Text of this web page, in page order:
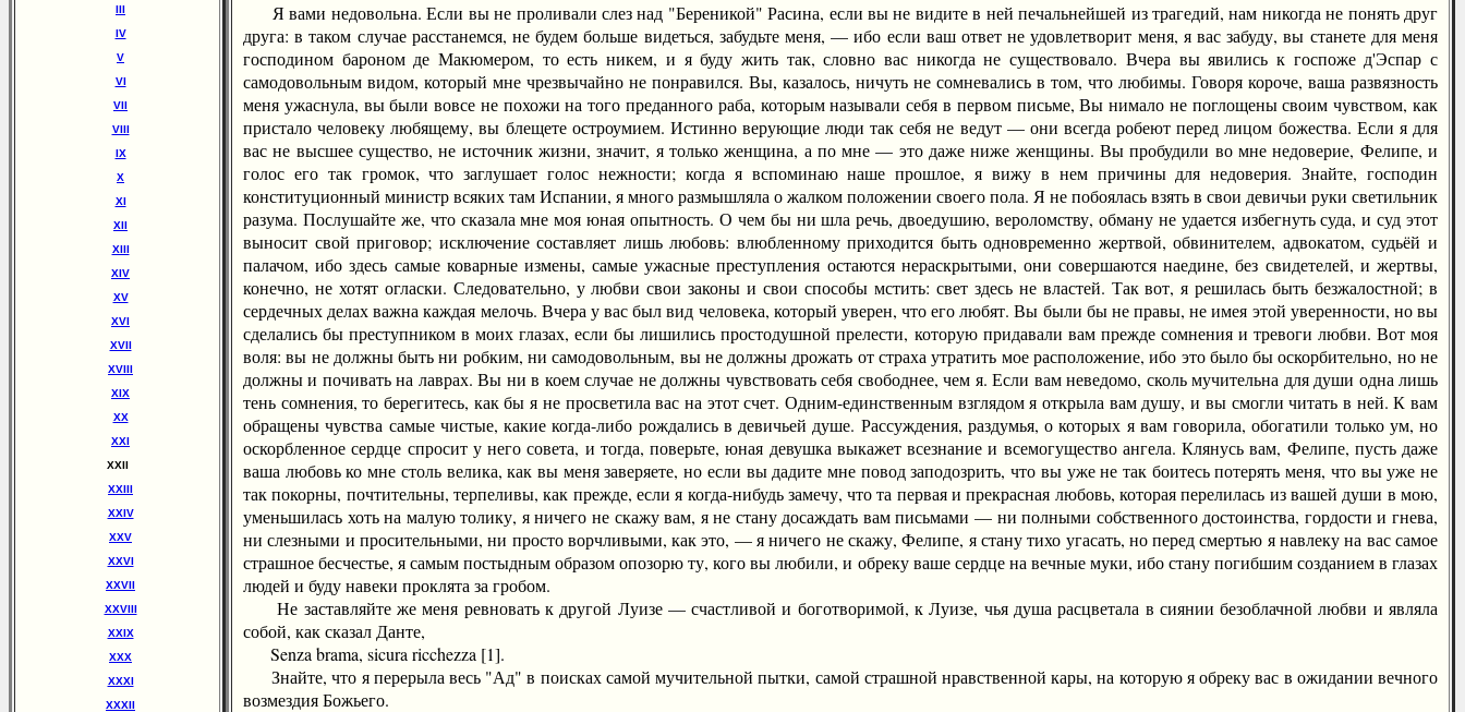
III
IV
V
VI
VII
VIII
IX
X
XI
XII
XIII
XIV
XV
XVI
XVII
XVIII
XIX
XX
XXI
XXII
XXIII
XXIV
XXV
XXVI
XXVII
XXVIII
XXIX
XXX
XXXI
XXXII
Я вами недовольна. Если вы не проливали слез над "Береникой" Расина, если вы не видите в ней печальнейшей из трагедий, нам никогда не понять друг
друга: в таком случае расстанемся, не будем больше видеться, забудьте меня, — ибо если ваш ответ не удовлетворит меня, я вас забуду, вы станете для меня
господином бароном де Макюмером, то есть никем, и я буду жить так, словно вас никогда не существовало. Вчера вы явились к госпоже д'Эспар с
самодовольным видом, который мне чрезвычайно не понравился. Вы, казалось, ничуть не сомневались в том, что любимы. Говоря короче, ваша развязность
меня ужаснула, вы были вовсе не похожи на того преданного раба, которым называли себя в первом письме, Вы нимало не поглощены своим чувством, как
пристало человеку любящему, вы блещете остроумием. Истинно верующие люди так себя не ведут — они всегда робеют перед лицом божества. Если я для
вас не высшее существо, не источник жизни, значит, я только женщина, а по мне — это даже ниже женщины. Вы пробудили во мне недоверие, Фелипе, и
голос его так громок, что заглушает голос нежности; когда я вспоминаю наше прошлое, я вижу в нем причины для недоверия. Знайте, господин
конституционный министр всяких там Испании, я много размышляла о жалком положении своего пола. Я не побоялась взять в свои девичьи руки светильник
разума. Послушайте же, что сказала мне моя юная опытность. О чем бы ни шла речь, двоедушию, вероломству, обману не удается избегнуть суда, и суд этот
выносит свой приговор; исключение составляет лишь любовь: влюбленному приходится быть одновременно жертвой, обвинителем, адвокатом, судьёй и
палачом, ибо здесь самые коварные измены, самые ужасные преступления остаются нераскрытыми, они совершаются наедине, без свидетелей, и жертвы,
конечно, не хотят огласки. Следовательно, у любви свои законы и свои способы мстить: свет здесь не властей. Так вот, я решилась быть безжалостной; в
сердечных делах важна каждая мелочь. Вчера у вас был вид человека, который уверен, что его любят. Вы были бы не правы, не имея этой уверенности, но вы
сделались бы преступником в моих глазах, если бы лишились простодушной прелести, которую придавали вам прежде сомнения и тревоги любви. Вот моя
воля: вы не должны быть ни робким, ни самодовольным, вы не должны дрожать от страха утратить мое расположение, ибо это было бы оскорбительно, но не
должны и почивать на лаврах. Вы ни в коем случае не должны чувствовать себя свободнее, чем я. Если вам неведомо, сколь мучительна для души одна лишь
тень сомнения, то берегитесь, как бы я не просветила вас на этот счет. Одним-единственным взглядом я открыла вам душу, и вы смогли читать в ней. К вам
обращены чувства самые чистые, какие когда-либо рождались в девичьей душе. Рассуждения, раздумья, о которых я вам говорила, обогатили только ум, но
оскорбленное сердце спросит у него совета, и тогда, поверьте, юная девушка выкажет всезнание и всемогущество ангела. Клянусь вам, Фелипе, пусть даже
ваша любовь ко мне столь велика, как вы меня заверяете, но если вы дадите мне повод заподозрить, что вы уже не так боитесь потерять меня, что вы уже не
так покорны, почтительны, терпеливы, как прежде, если я когда-нибудь замечу, что та первая и прекрасная любовь, которая перелилась из вашей души в мою,
уменьшилась хоть на малую толику, я ничего не скажу вам, я не стану досаждать вам письмами — ни полными собственного достоинства, гордости и гнева,
ни слезными и просительными, ни просто ворчливыми, как это, — я ничего не скажу, Фелипе, я стану тихо угасать, но перед смертью я навлеку на вас самое
страшное бесчестье, я самым постыдным образом опозорю ту, кого вы любили, и обреку ваше сердце на вечные муки, ибо стану погибшим созданием в глазах
людей и буду навеки проклята за гробом.
Не заставляйте же меня ревновать к другой Луизе — счастливой и боготворимой, к Луизе, чья душа расцветала в сиянии безоблачной любви и являла
собой, как сказал Данте,
Senza brama, sicura ricchezza [1].
Знайте, что я перерыла весь "Ад" в поисках самой мучительной пытки, самой страшной нравственной кары, на которую я обреку вас в ожидании вечного
возмездия Божьего.